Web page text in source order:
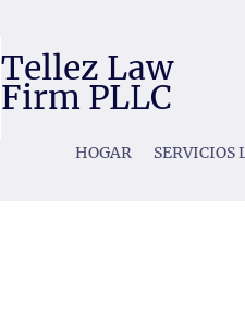
Tellez Law
Firm PLLC
HOGAR SERVICIOS